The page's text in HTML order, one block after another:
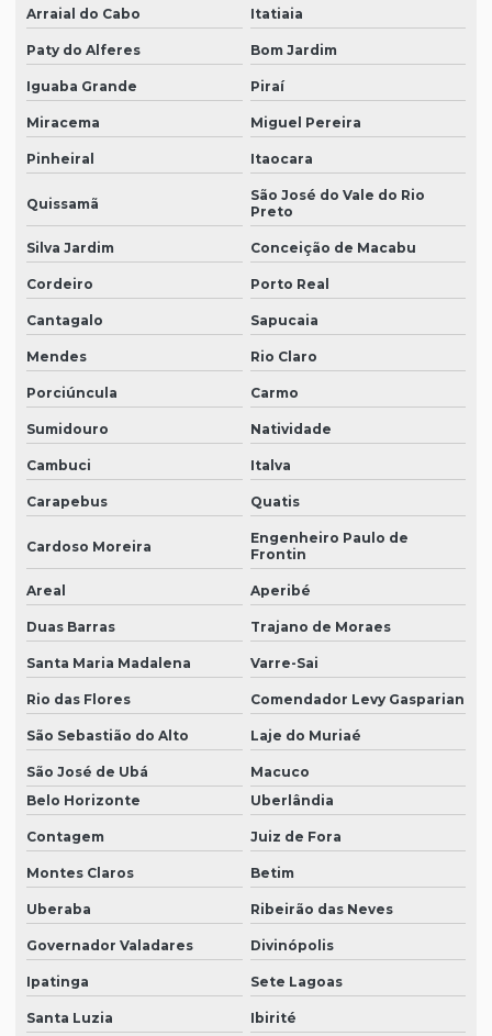
Arraial do Cabo Itatiaia
Paty do Alferes Bom Jardim
Iguaba Grande Piraí
Miracema Miguel Pereira
Pinheiral Itaocara
Quissamã
São José do Vale do Rio
Preto
Silva Jardim Conceição de Macabu
Cordeiro Porto Real
Cantagalo Sapucaia
Mendes Rio Claro
Porciúncula Carmo
Sumidouro Natividade
Cambuci Italva
Carapebus Quatis
Cardoso Moreira
Engenheiro Paulo de
Frontin
Areal Aperibé
Duas Barras Trajano de Moraes
Santa Maria Madalena Varre-Sai
Rio das Flores Comendador Levy Gasparian
São Sebastião do Alto Laje do Muriaé
São José de Ubá
Macuco
Belo Horizonte
Uberlândia
Contagem Juiz de Fora
Montes Claros Betim
Uberaba Ribeirão das Neves
Governador Valadares Divinópolis
Ipatinga Sete Lagoas
Santa Luzia Ibirité